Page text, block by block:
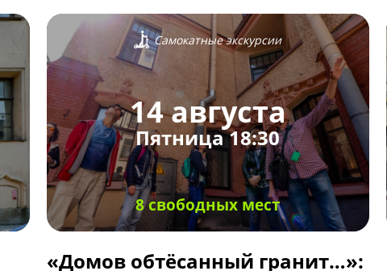
Самокатные экскурсии
14 августа
Пятница 18:30
8 свободных мест
«Домов обтёсанный гранит…»: